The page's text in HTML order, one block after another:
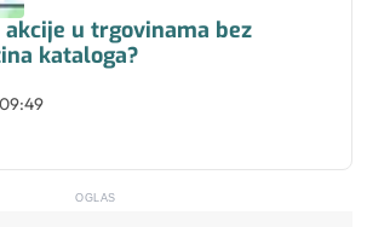
u trgovinama bez
kataloga?
OGLAS